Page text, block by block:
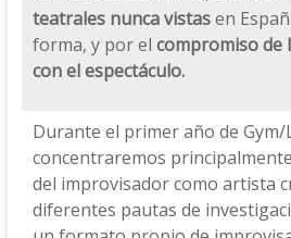
teatrales nunca vistasen
forma, y por el compromiso de
con el espectáculo.
Durante el primer año de Gym/
concentraremos
del improvisador como artista
diferentes pautas de